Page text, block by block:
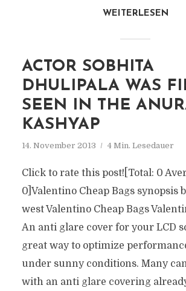
WEITERLESEN
ACTOR SOBHITA
DHULIPALA WAS
SEEN IN THE
KASHYAP
14. November 2013 4 Min. Lesedauer
Click to rate this post![Total: 0
0]Valentino Cheap Bags synopsis
west Valentino Cheap Bags
An anti glare cover for your LCD
great way to optimize
under sunny conditions. Many
with an anti glare covering